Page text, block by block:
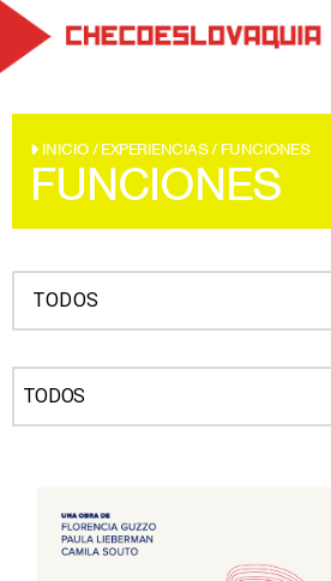
INICIO / EXPERIENCIAS/ FUNCIONES
FUNCIONES
TODOS